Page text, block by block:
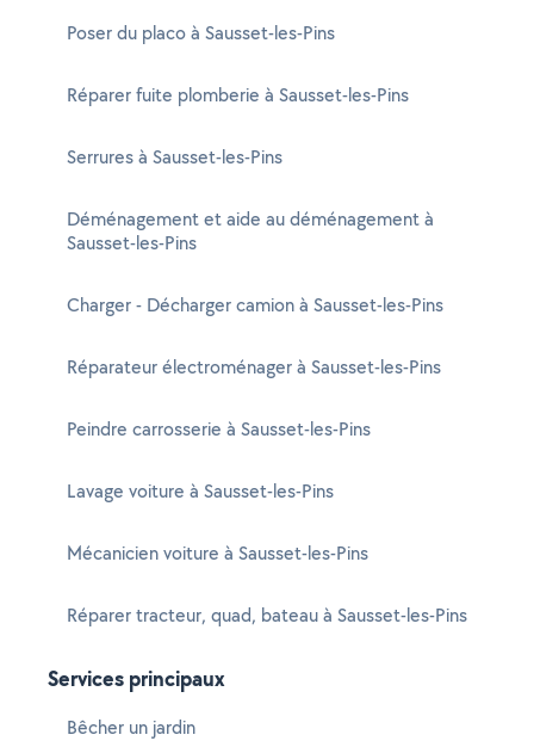
Poser du placo à Sausset-les-Pins
Réparer fuite plomberie à Sausset-les-Pins
Serrures à Sausset-les-Pins
Déménagement et aide au déménagement à
Sausset-les-Pins
Charger - Décharger camion à Sausset-les-Pins
Réparateur électroménager à Sausset-les-Pins
Peindre carrosserie à Sausset-les-Pins
Lavage voiture à Sausset-les-Pins
Mécanicien voiture à Sausset-les-Pins
Réparer tracteur, quad, bateau à Sausset-les-Pins
Services principaux
Bêcher un jardin